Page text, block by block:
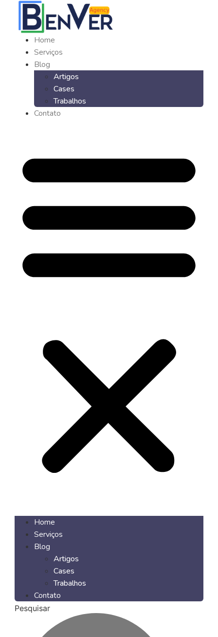
conteúdoHome
Serviços
Blog
Artigos
Cases
Trabalhos
Contato
Home
Serviços
Blog
Artigos
Cases
Trabalhos
Contato
Pesquisar